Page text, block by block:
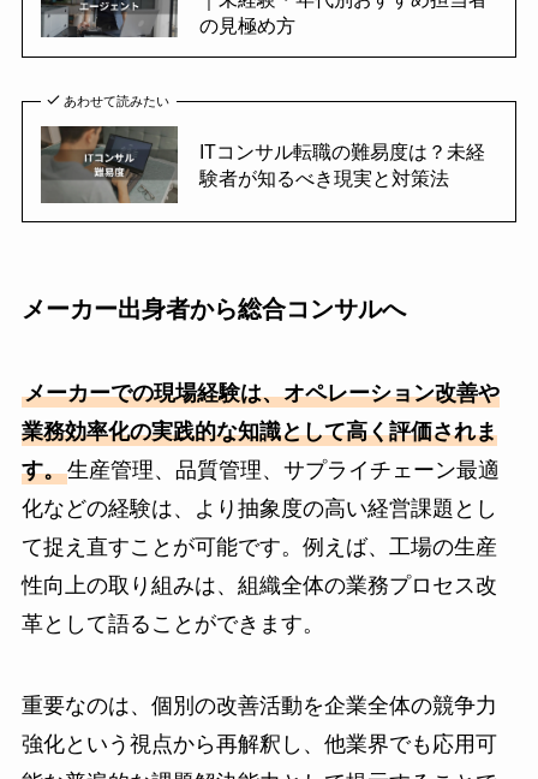
の見極め方
あわせて読みたい
ITコンサル転職の難易度は？未経
験者が知るべき現実と対策法
メーカー出身者から総合コンサルへ
メーカーでの現場経験は、オペレーション改善や
業務効率化の実践的な知識として高く評価されま
す。生産管理、品質管理、サプライチェーン最適
化などの経験は、より抽象度の高い経営課題とし
て捉え直すことが可能です。例えば、工場の生産
性向上の取り組みは、組織全体の業務プロセス改
革として語ることができます。
重要なのは、個別の改善活動を企業全体の競争力
強化という視点から再解釈し、他業界でも応用可